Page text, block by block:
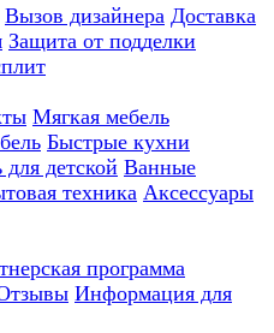
Вызов дизайнера Доставка
Защита от подделки
Мягкая мебель
Быстрые кухни
детской Ванные
техника Аксессуары
программа
Информация для